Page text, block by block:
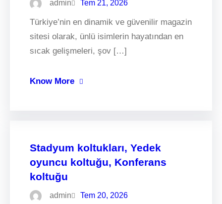
admin Tem 21, 2026
Türkiye’nin en dinamik ve güvenilir magazin
sitesi olarak, ünlü isimlerin hayatından en
sıcak gelişmeleri, şov […]
Know More
Stadyum koltukları, Yedek
oyuncu koltuğu, Konferans
koltuğu
admin Tem 20, 2026